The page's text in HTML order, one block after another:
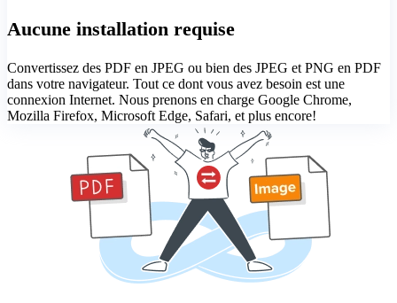
Aucune installation requise
Convertissez des PDF en JPEG ou bien des JPEG et PNG en PDF
dans votre navigateur. Tout ce dont vous avez besoin est une
connexion Internet. Nous prenons en charge Google Chrome,
Mozilla Firefox, Microsoft Edge, Safari, et plus encore!